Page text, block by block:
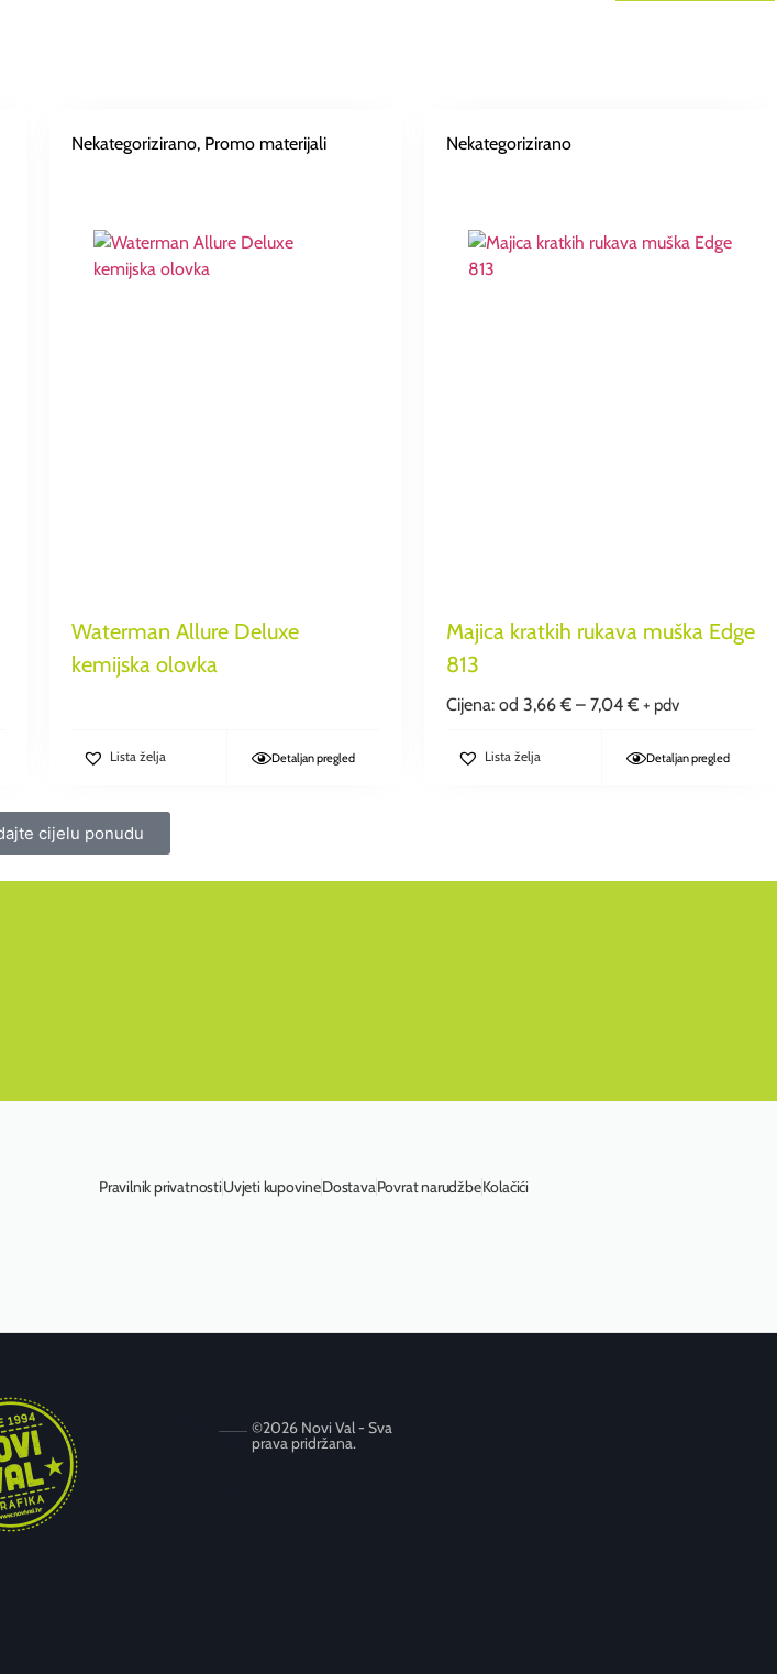
Nekategorizirano, Promo materijali
Waterman Allure Deluxe
kemijska olovka
Lista želja Detaljan pregled
Nekategorizirano
Majica kratkih rukava muška Edge
813
Cijena: od 3,66€ – 7,04€ + pdv
Lista želja Detaljan pregled
cijelu ponudu
Pravilnik privatnostiUvjeti kupovineDostavaPovrat narudžbeKolačići
+385 (0) 1 6673 789
©2026 Novi Val - Sva
prava pridržana.